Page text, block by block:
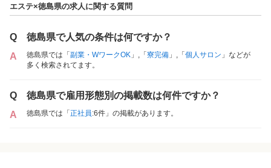
エステ×徳島県の求人に関する質問
Q
徳島県で人気の条件は何ですか？
A
徳島県では「 副業・WワークOK 」,「 寮完備 」,「 個人サロン 」などが
多く検索されてます。
Q
徳島県で雇用形態別の掲載数は何件ですか？
A
徳島県では「 正社員:6件」の掲載があります。